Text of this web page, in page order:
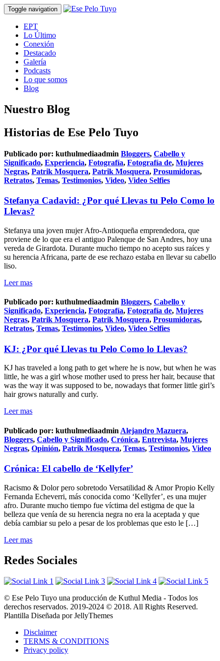
Toggle navigation
EPT
Lo Último
Conexión
Destacado
Galería
Podcasts
Lo que somos
Blog
Nuestro Blog
Historias de Ese Pelo Tuyo
Publicado por: kuthulmediaadmin Bloggers, Cabello y
Significado, Experiencia, Fotografía, Fotografía de, Mujeres
Negras, Patrik Mosquera, Patrik Mosquera, Prosumidoras,
Retratos, Temas, Testimonios, Video, Video Selfies
Stefanya Cadavid: ¿Por qué Llevas tu Pelo Como lo
Llevas?
Stefanya una joven mujer Afro-Antioqueña emprendedora, que
proviene de lo que era el antiguo Palenque de San Andres, hoy una
vereda de Girardota. Durante mucho tiempo no acepto sus raíces y
su herencia Africana, parte de ese rechazo estaba en llevar su cabello
liso.
Leer mas
Publicado por: kuthulmediaadmin Bloggers, Cabello y
Significado, Experiencia, Fotografía, Fotografía de, Mujeres
Negras, Patrik Mosquera, Patrik Mosquera, Prosumidoras,
Retratos, Temas, Testimonios, Video, Video Selfies
KJ: ¿Por qué Llevas tu Pelo Como lo Llevas?
KJ has traveled a long path to get where he is now, but when he was
little, he was a girl whose mother used to press her hair, because that
was the way it was supposed to be, nowadays that former little girl’s
hair grows naturally and curly.
Leer mas
Publicado por: kuthulmediaadmin Alejandro Mazuera,
Bloggers, Cabello y Significado, Crónica, Entrevista, Mujeres
Negras, Opinión, Patrik Mosquera, Temas, Testimonios, Video
Crónica: El cabello de ‘Kellyfer’
Racismo & Dolor pero sobretodo Versatilidad & Amor Propio Kelly
Fernanda Echeverri, más conocida como ‘Kellyfer’, es una mujer
afro. Durante mucho tiempo fue víctima del estigma de que la
belleza que venía de su herencia negra no era la aceptada y que
debía cambiar su pelo a pesar de los problemas que esto le […]
Leer mas
Redes Sociales
© Ese Pelo Tuyo una producción de Kuthul Media - Todos los
derechos reservados. 2019-2024 © 2018. All Rights Reserved.
Plantilla Diseñada por JellyThemes
Disclaimer
TERMS & CONDITIONS
Privacy policy